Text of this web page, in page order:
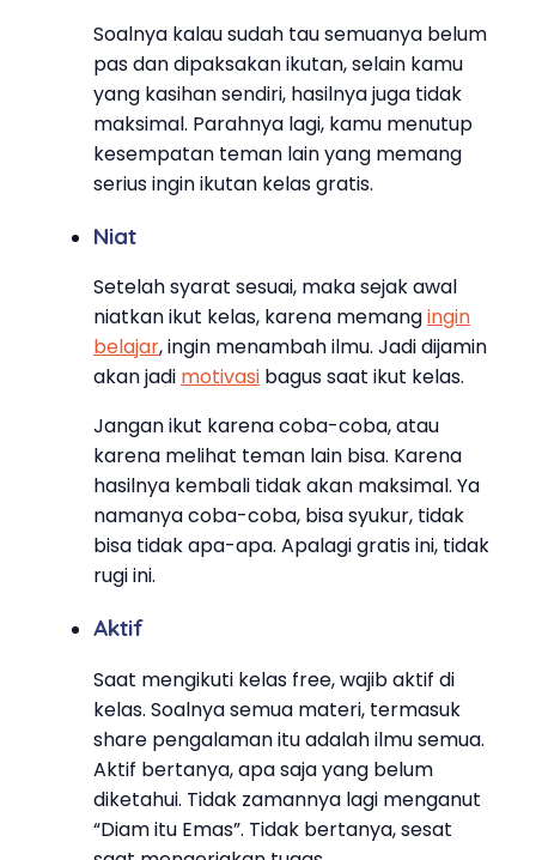
Soalnya kalau sudah tau semuanya belum
pas dan dipaksakan ikutan, selain kamu
yang kasihan sendiri, hasilnya juga tidak
maksimal. Parahnya lagi, kamu menutup
kesempatan teman lain yang memang
serius ingin ikutan kelas gratis.
Niat
Setelah syarat sesuai, maka sejak awal
niatkan ikut kelas, karena memangingin
belajar, ingin menambah ilmu. Jadi dijamin
akan jadi motivasi bagus saat ikut kelas.
Jangan ikut karena coba-coba, atau
karena melihat teman lain bisa. Karena
hasilnya kembali tidak akan maksimal. Ya
namanya coba-coba, bisa syukur, tidak
bisa tidak apa-apa. Apalagi gratis ini, tidak
rugi ini.
Aktif
Saat mengikuti kelas free, wajib aktif di
kelas. Soalnya semua materi, termasuk
share pengalaman itu adalah ilmu semua.
Aktif bertanya, apa saja yang belum
diketahui. Tidak zamannya lagi menganut
“Diam itu Emas”. Tidak bertanya, sesat